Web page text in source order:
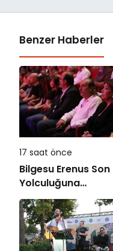
Benzer Haberler
17 saat önce
Bilgesu Erenus Son
Yolculuğuna
Uğurlandı